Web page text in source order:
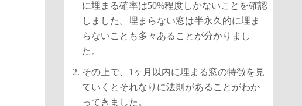
に埋まる確率は50%程度しかないことを確認
しました。埋まらない窓は半永久的に埋ま
らないことも多々あることが分かりまし
た。
その上で、1ヶ月以内に埋まる窓の特徴を見
ていくとそれなりに法則があることがわか
ってきました。